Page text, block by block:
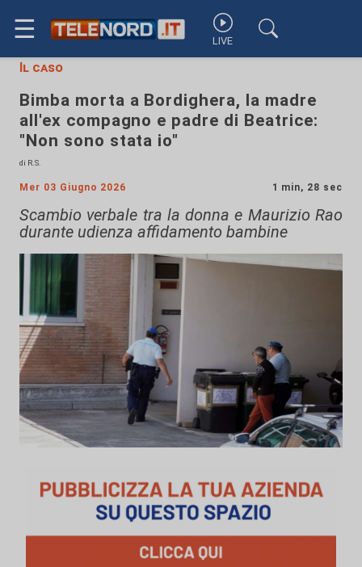
☰ LIVE
Il caso
Bimba morta a Bordighera, la madre
all'ex compagno e padre di Beatrice:
"Non sono stata io"
di R.S.
Mer 03 Giugno 2026 1 min, 28 sec
Scambio verbale tra la donna e Maurizio Rao
durante udienza affidamento bambine